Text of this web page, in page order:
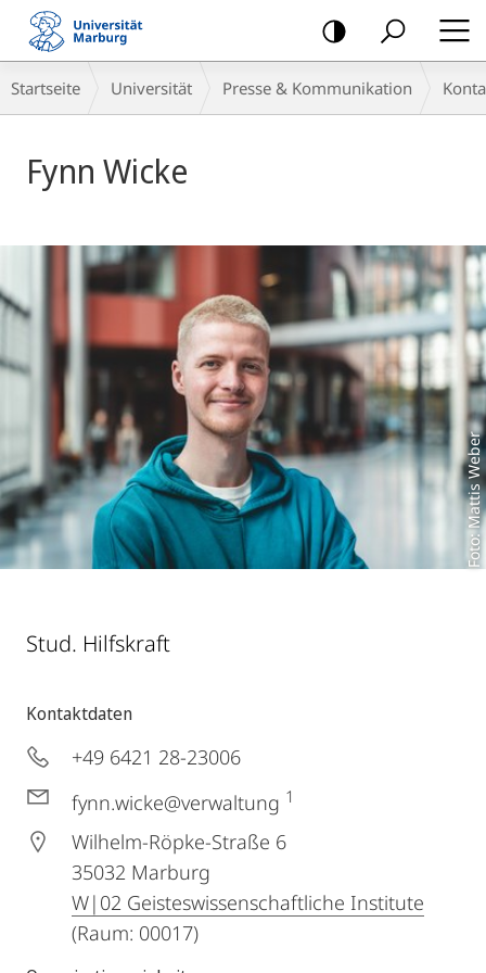
Mobile-
Navigation
Breadcrumb-
Navigation
Startseite Universität Presse & Kommunikation
Fynn Wicke
Foto: Mattis Weber
Stud. Hilfskraft
Kontaktdaten
+49 6421 28-23006
fynn.wicke@verwaltung 1
Wilhelm-Röpke-Straße 6
35032 Marburg
W|02 Geisteswissenschaftliche Institute
(Raum: 00017)